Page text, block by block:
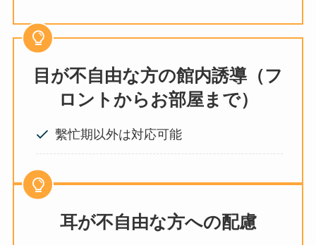
目が不自由な方の館内誘導（フ
ロントからお部屋まで）
繫忙期以外は対応可能
耳が不自由な方への配慮